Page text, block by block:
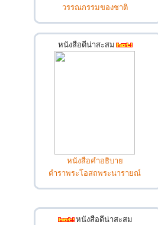
วรรณกรรมของชาติ
หนังสือดีน่าสะสม
หนังสือคำอธิบาย
ตำราพระโอสถพระนารายณ์
หนังสือดีน่าสะสม